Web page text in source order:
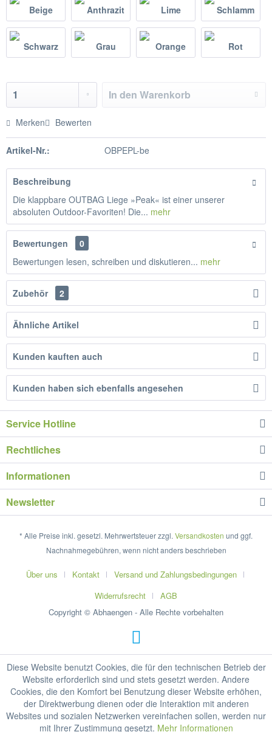
In den Warenkorb
Merken Bewerten
Artikel-Nr.: OBPEPL-be
Beschreibung
Die klappbare OUTBAG Liege »Peak« ist einer unserer
absoluten Outdoor-Favoriten! Die... mehr
Bewertungen
0
Bewertungen lesen, schreiben und diskutieren... mehr
Zubehör 2
Ähnliche Artikel
Kunden kauften auch
Kunden haben sich ebenfalls angesehen
Service Hotline
Rechtliches
Informationen
Newsletter
* Alle Preise inkl. gesetzl. Mehrwertsteuer zzgl. Versandkosten und ggf.
Nachnahmegebühren, wenn nicht anders beschrieben
Über uns Kontakt
Versand und Zahlungsbedingungen
Widerrufsrecht
AGB
Copyright © Abhaengen - Alle Rechte vorbehalten
Diese Website benutzt Cookies, die für den technischen Betrieb der
Website erforderlich sind und stets gesetzt werden. Andere
Cookies, die den Komfort bei Benutzung dieser Website erhöhen,
der Direktwerbung dienen oder die Interaktion mit anderen
Websites und sozialen Netzwerken vereinfachen sollen, werden nur
mit Ihrer Zustimmung gesetzt. Mehr Informationen